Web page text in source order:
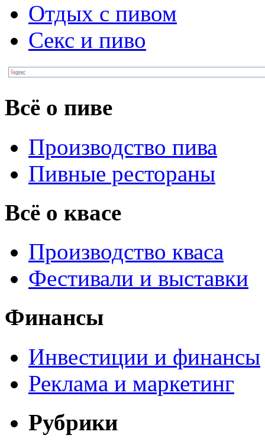
Отдых с пивом
Секс и пиво
Всё о пиве
Производство пива
Пивные рестораны
Всё о квасе
Производство кваса
Фестивали и выставки
Финансы
Инвестиции и финансы
Реклама и маркетинг
Рубрики